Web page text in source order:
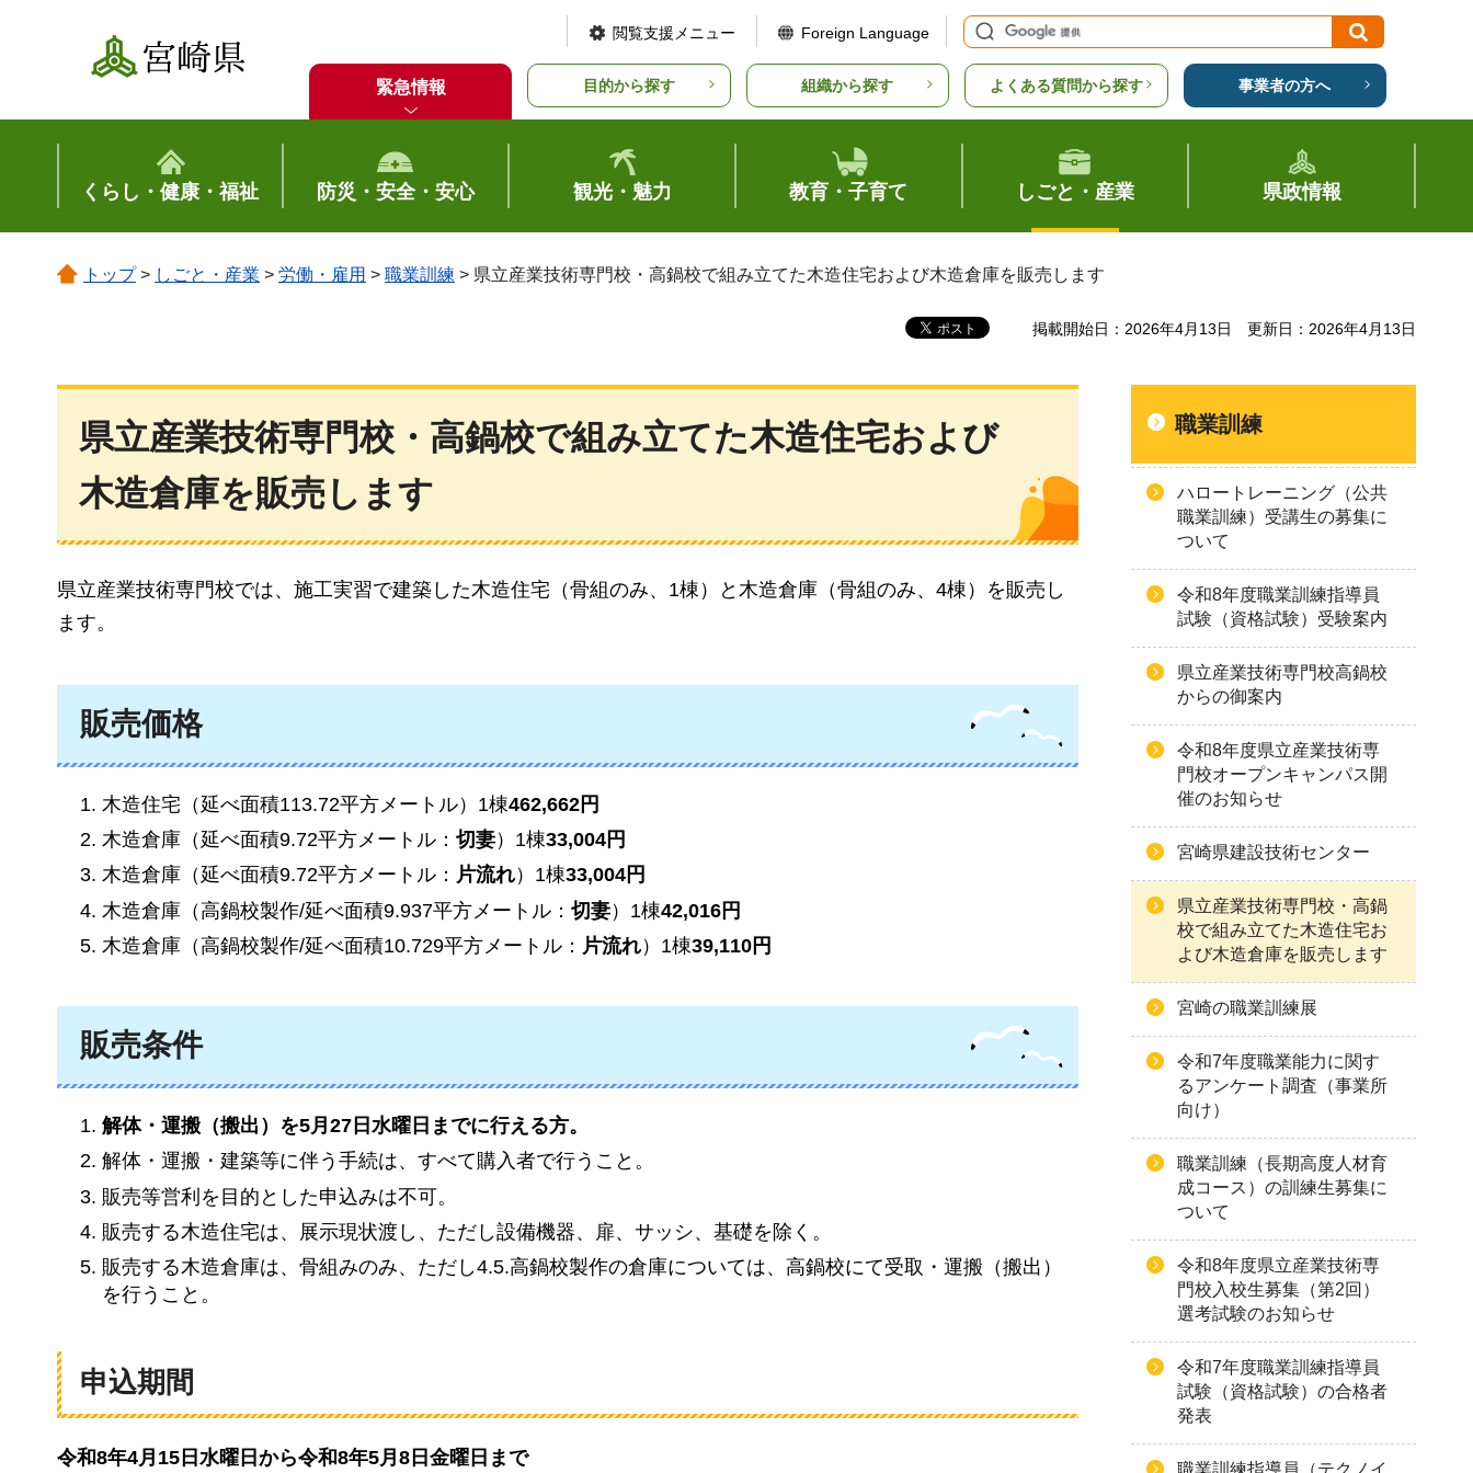
宮崎県
閲覧支援メニュー Foreign Language
緊急情報 目的から探す 組織から探す よくある質問から探す 事業者の方へ
くらし・健康・福祉 防災・安全・安心 観光・魅力 教育・子育て しごと・産業 県政情報
トップ> しごと・産業 > 労働・雇用 > 職業訓練 > 県立産業技術専門校・高鍋校で組み立てた木造住宅および木造倉庫を販売します
掲載開始日：2026年4月13日 更新日：2026年4月13日
県立産業技術専門校・高鍋校で組み立てた木造住宅および
木造倉庫を販売します
県立産業技術専門校では、施工実習で建築した木造住宅（骨組のみ、1棟）と木造倉庫（骨組のみ、4棟）を販売し
ます。
販売価格
木造住宅（延べ面積113.72平方メートル）1棟462,662円
木造倉庫（延べ面積9.72平方メートル：切妻）1棟33,004円
木造倉庫（延べ面積9.72平方メートル： 片流れ）1棟33,004円
木造倉庫（高鍋校製作/延べ面積9.937平方メートル：切妻）1棟42,016円
木造倉庫（高鍋校製作/延べ面積10.729平方メートル： 片流れ）1棟39,110円
販売条件
解体・運搬（搬出）を5月27日水曜日 までに行える方。
解体・運搬・建築等に伴う手続は、すべて購入者で行うこと。
販売等営利を目的とした申込みは不可。
販売する木造住宅は、展示現状渡し、ただし設備機器、扉、サッシ、基礎を除く。
販売する木造倉庫は、骨組みのみ、ただし4.5.高鍋校製作の倉庫については、高鍋校にて受取・運搬（搬出）
を行うこと。
申込期間
令和8年4月15日水曜日から令和8年5月8日金曜日まで
職業訓練
ハロートレーニング（公共
職業訓練）受講生の募集に
ついて
令和8年度職業訓練指導員
試験（資格試験）受験案内
県立産業技術専門校高鍋校
からの御案内
令和8年度県立産業技術専
門校オープンキャンパス開
催のお知らせ
宮崎県建設技術センター
県立産業技術専門校・高鍋
校で組み立てた木造住宅お
よび木造倉庫を販売します
宮崎の職業訓練展
令和7年度職業能力に関す
るアンケート調査（事業所
向け）
職業訓練（長期高度人材育
成コース）の訓練生募集に
ついて
令和8年度県立産業技術専
門校入校生募集（第2回）
選考試験のお知らせ
令和7年度職業訓練指導員
試験（資格試験）の合格者
発表
職業訓練指導員（テクノイ